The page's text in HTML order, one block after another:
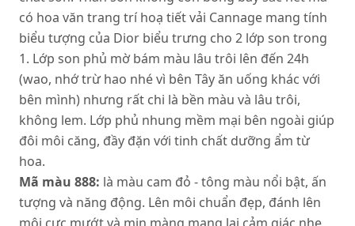
có hoa văn trang trí hoạ tiết vải Cannage mang tính
biểu tượng của Dior biểu trưng cho 2 lớp son trong
1. Lớp son phủ mờ bám màu lâu trôi lên đến 24h
(wao, nhớ trừ hao nhé vì bên Tây ăn uống khác với
bên mình) nhưng rất chi là bền màu và lâu trôi,
không lem. Lớp phủ nhung mềm mại bên ngoài giúp
đôi môi căng, đầy đặn với tinh chất dưỡng ẩm từ
hoa.
Mã màu 888: là màu cam đỏ - tông màu nổi bật, ấn
tượng và năng động. Lên môi chuẩn đẹp, đánh lên